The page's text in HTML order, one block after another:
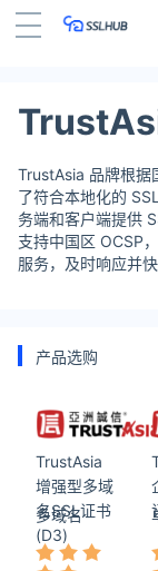
TrustAsia 品牌根据
了符合本地化的
务端和客户端提供
支持中国区 OCSP
服务，及时响应并
产品选购
TrustAsia
增强型多域
名SSL证书
(D3)
多域名